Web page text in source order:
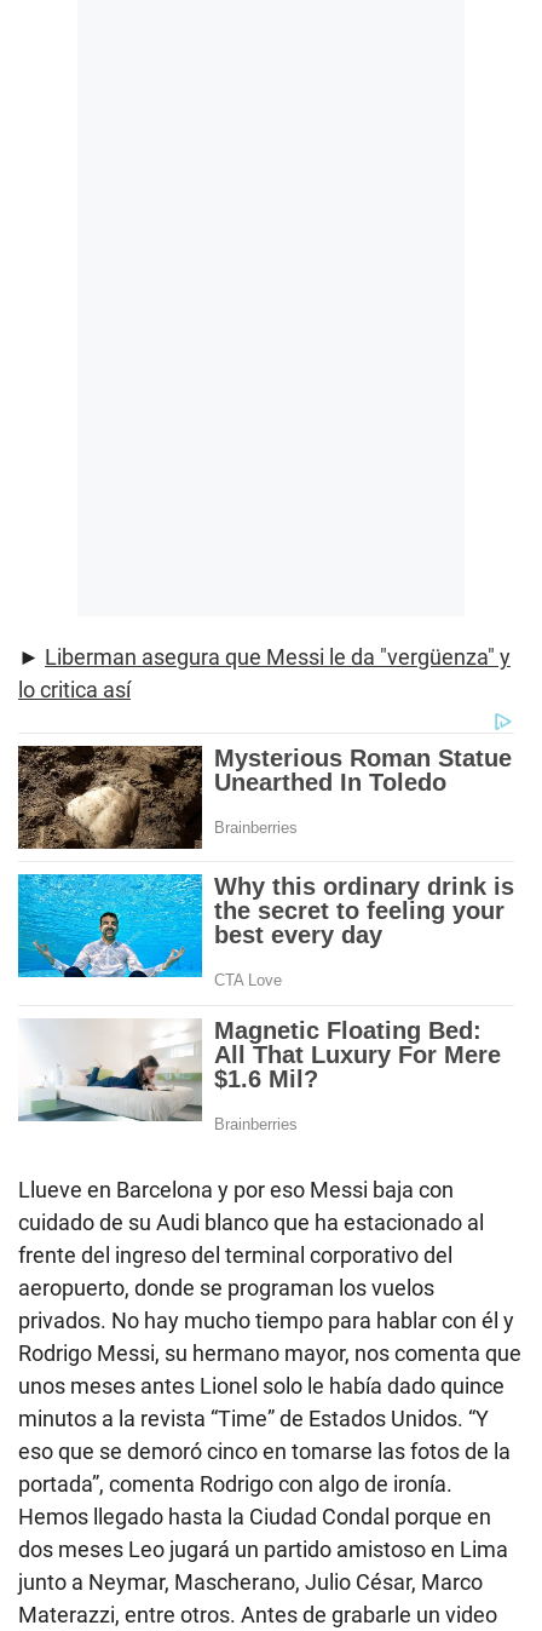
► Liberman asegura que Messi le da "vergüenza" y
lo critica así
Llueve en Barcelona y por eso Messi baja con
cuidado de su Audi blanco que ha estacionado al
frente del ingreso del terminal corporativo del
aeropuerto, donde se programan los vuelos
privados. No hay mucho tiempo para hablar con él y
Rodrigo Messi, su hermano mayor, nos comenta que
unos meses antes Lionel solo le había dado quince
minutos a la revista “Time” de Estados Unidos. “Y
eso que se demoró cinco en tomarse las fotos de la
portada”, comenta Rodrigo con algo de ironía.
Hemos llegado hasta la Ciudad Condal porque en
dos meses Leo jugará un partido amistoso en Lima
junto a Neymar, Mascherano, Julio César, Marco
Materazzi, entre otros. Antes de grabarle un video